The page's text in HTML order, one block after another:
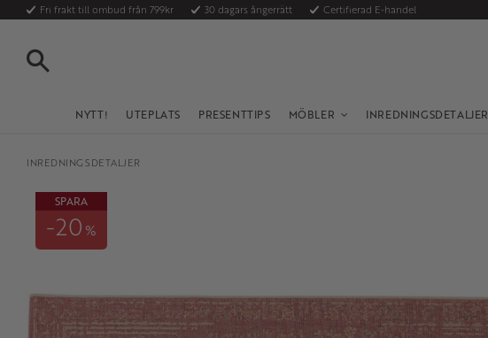
Fri frakt till ombud från 799kr 30 dagars ångerrätt Certifierad E-handel
NYTT! UTEPLATS PRESENTTIPS MÖBLER INREDNINGSDETALJER
INREDNINGSDETALJER
SPARA
20 %